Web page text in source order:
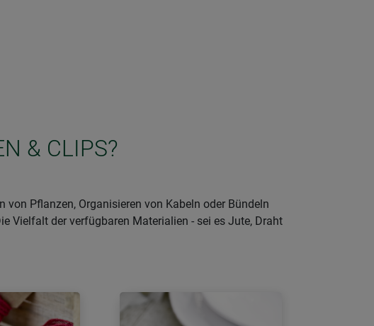
& CLIPS?
Pflanzen, Organisieren von Kabeln oder Bündeln
Vielfalt der verfügbaren Materialien - sei es Jute, Draht